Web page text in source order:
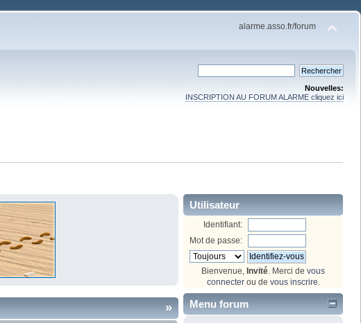
alarme.asso.fr/forum
Nouvelles:
INSCRIPTION AU FORUM ALARME cliquez ici
»
Utilisateur
Identifiant:
Mot de passe:
Bienvenue, Invité . Merci de vous
connecterou de vous inscrire
Menu forum